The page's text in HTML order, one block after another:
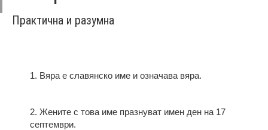
Практична и разумна
1. Вяра е славянско име и означава вяра.
2. Жените с това име празнуват имен ден на 17
септември.